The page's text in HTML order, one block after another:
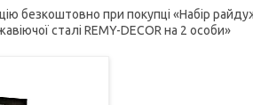
безкоштовно при покупці «Набір
сталі REMY-DECOR на 2 особи»